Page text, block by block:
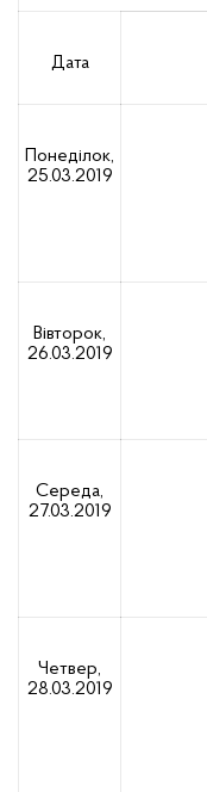
Дата
Понеділок,
25.03.2019
Вівторок,
26.03.2019
Середа,
27.03.2019
Четвер,
28.03.2019